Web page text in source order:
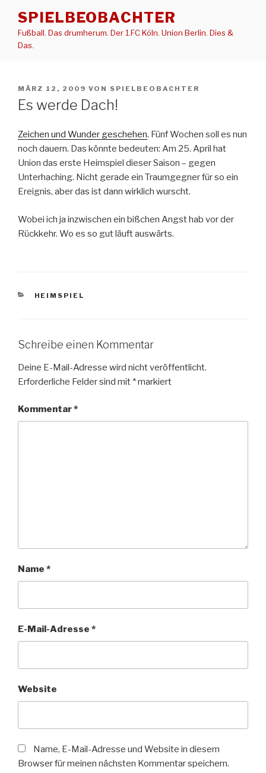
Inhalt
springen
SPIELBEOBACHTER
Fußball. Das drumherum. Der 1.FC Köln. Union Berlin. Dies &
Das.
VERÖFFENTLICHT
AM
MÄRZ 12, 2009 VON SPIELBEOBACHTER
Es werde Dach!
Zeichen und Wunder geschehen. Fünf Wochen soll es nun
noch dauern. Das könnte bedeuten: Am 25. April hat
Union das erste Heimspiel dieser Saison – gegen
Unterhaching. Nicht gerade ein Traumgegner für so ein
Ereignis, aber das ist dann wirklich wurscht.
Wobei ich ja inzwischen ein bißchen Angst hab vor der
Rückkehr. Wo es so gut läuft auswärts.
KATEGORIEN
HEIMSPIEL
Schreibe einen Kommentar
Deine E-Mail-Adresse wird nicht veröffentlicht.
Erforderliche Felder sind mit *markiert
Kommentar*
Name *
E-Mail-Adresse *
Website
Name, E-Mail-Adresse und Website in diesem
Browser für meinen nächsten Kommentar speichern.